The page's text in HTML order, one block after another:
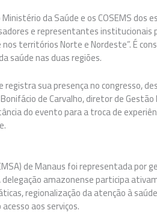
da Saúde e os COSEMS dos
e representantes
territórios Norte e Nordeste”. É
saúde nas duas regiões.
registra sua presença no congresso,
de Carvalho, diretor de
do evento para a troca de
de Manaus foi representada por
amazonense participa
regionalização da atenção à
aos serviços.